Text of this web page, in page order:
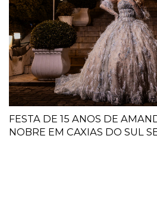
FESTA DE 15 ANOS DE
NOBRE EM CAXIAS DO SUL